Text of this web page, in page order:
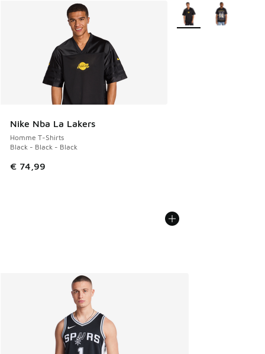
Nike Nba La Lakers
Homme T-Shirts
Black - Black - Black
€ 74,99
Plus de couleurs